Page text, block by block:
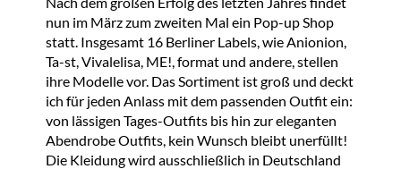
nun im März zum zweiten Mal ein Pop-up Shop
statt. Insgesamt 16 Berliner Labels, wie Anionion,
Ta-st, Vivalelisa, ME!, format und andere, stellen
ihre Modelle vor. Das Sortiment ist groß und deckt
ich für jeden Anlass mit dem passenden Outfit ein:
von lässigen Tages-Outfits bis hin zur eleganten
Abendrobe Outfits, kein Wunsch bleibt unerfüllt!
Die Kleidung wird ausschließlich in Deutschland